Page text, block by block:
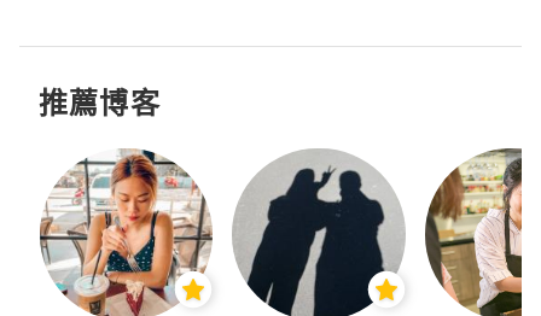
推薦博客